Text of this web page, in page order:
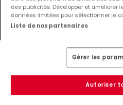
des publicités. Développer et améliorer
données limitées pour sélectionner le
Liste de nos partenaires
Gérer les
Autoriser